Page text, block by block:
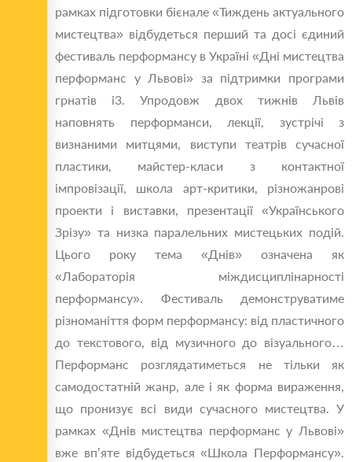
рамках підготовки бієнале «Тиждень актуального
мистецтва» відбудеться перший та досі єдиний
фестиваль перформансу в Україні «Дні мистецтва
перформанс у Львові» за підтримки програми
грнатів і3. Упродовж двох тижнів Львів
наповнять перформанси, лекції, зустрічі з
визнаними митцями, виступи театрів сучасної
пластики, майстер-класи з контактної
імпровізації, школа арт-критики, різножанрові
проекти і виставки, презентації «Українського
Зрізу» та низка паралельних мистецьких подій.
Цього року тема «Днів» означена як
«Лабораторія міждисциплінарності
перформансу». Фестиваль демонструватиме
різноманіття форм перформансу: від пластичного
до текстового, від музичного до візуального…
Перформанс розглядатиметься не тільки як
самодостатній жанр, але і як форма вираження,
що пронизує всі види сучасного мистецтва. У
рамках «Днів мистецтва перформанс у Львові»
вже вп’яте відбудеться «Школа Перформансу».